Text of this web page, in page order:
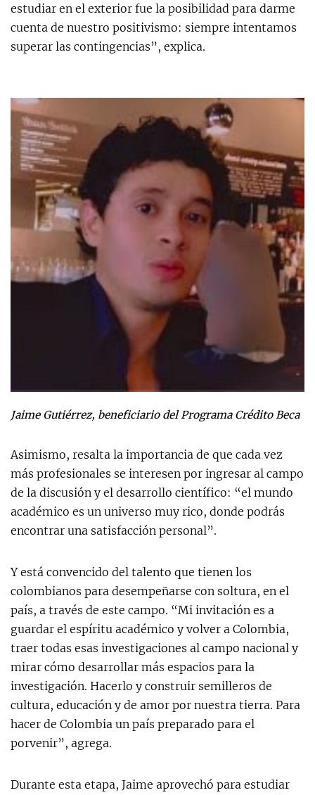
estudiar en el exterior fue la posibilidad para darme
cuenta de nuestro positivismo: siempre intentamos
superar las contingencias”, explica.
Jaime Gutiérrez, beneficiario del Programa Crédito Beca
Asimismo, resalta la importancia de que cada vez
más profesionales se interesen por ingresar al campo
de la discusión y el desarrollo científico: “el mundo
académico es un universo muy rico, donde podrás
encontrar una satisfacción personal”.
Y está convencido del talento que tienen los
colombianos para desempeñarse con soltura, en el
país, a través de este campo. “Mi invitación es a
guardar el espíritu académico y volver a Colombia,
traer todas esas investigaciones al campo nacional y
mirar cómo desarrollar más espacios para la
investigación. Hacerlo y construir semilleros de
cultura, educación y de amor por nuestra tierra. Para
hacer de Colombia un país preparado para el
porvenir”, agrega.
Durante esta etapa, Jaime aprovechó para estudiar